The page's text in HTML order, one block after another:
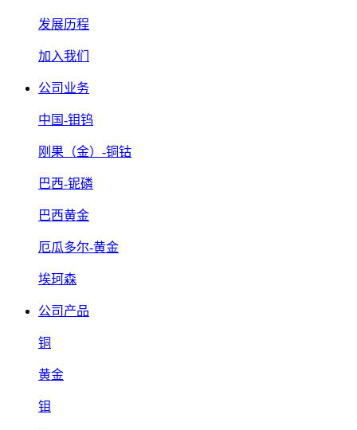
发展历程
加入我们
公司业务
中国-钼钨
刚果（金）-铜钴
巴西-铌磷
巴西黄金
厄瓜多尔-黄金
埃珂森
公司产品
铜
黄金
钼